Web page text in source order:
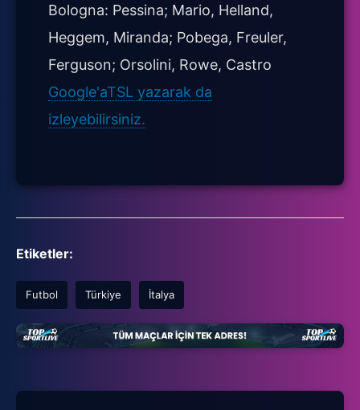
Bologna: Pessina; Mario, Helland,
Heggem, Miranda; Pobega, Freuler,
Ferguson; Orsolini, Rowe, Castro
Google'aTSL yazarak da
izleyebilirsiniz.
Etiketler:
Futbol Türkiye İtalya